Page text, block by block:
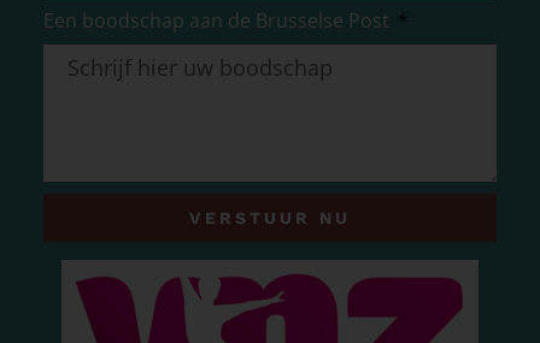
Een boodschap aan de Brusselse Post
VERSTUUR NU